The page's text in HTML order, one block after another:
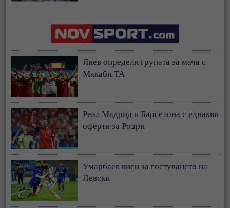
Янев определи групата за мача с
Макаби ТА
Реал Мадрид и Барселона с еднакви
оферти за Родри
Умарбаев виси за гостуването на
Левски